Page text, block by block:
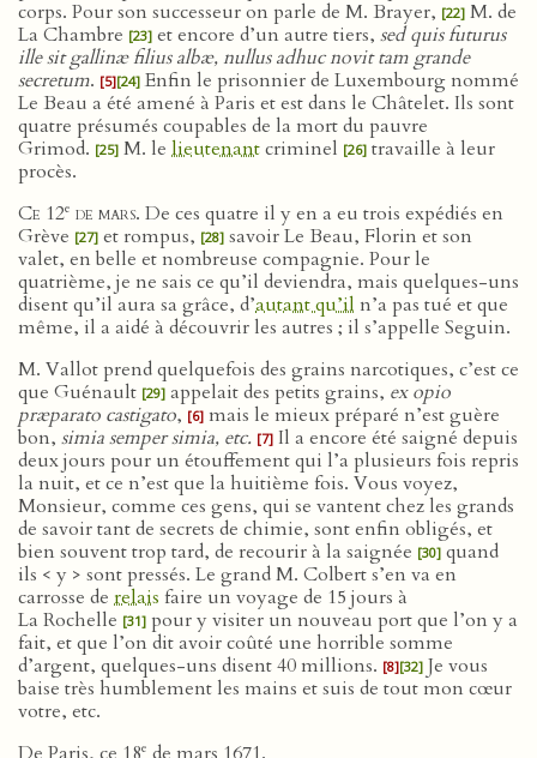
corps. Pour son successeur on parle de M. Brayer, [22] M. de
La Chambre [23] et encore d’un autre tiers, sed quis futurus
ille sit gallinæ filius albæ, nullus adhuc novit tam grande
secretum. [5][24] Enfin le prisonnier de Luxembourg nommé
Le Beau a été amené à Paris et est dans le Châtelet. Ils sont
quatre présumés coupables de la mort du pauvre
Grimod. [25] M. le lieutenantcriminel [26] travaille à leur
procès.
Ce 12e de mars. De ces quatre il y en a eu trois expédiés en
Grève [27] et rompus, [28] savoir Le Beau, Florin et son
valet, en belle et nombreuse compagnie. Pour le
quatrième, je ne sais ce qu’il deviendra, mais quelques-uns
disent qu’il aura sa grâce, d’autant qu’il n’a pas tué et que
même, il a aidé à découvrir les autres ; il s’appelle Seguin.
M. Vallot prend quelquefois des grains narcotiques, c’est ce
que Guénault [29] appelait des petits grains, ex opio
præparato castigato, [6] mais le mieux préparé n’est guère
bon, simia semper simia, etc. [7] Il a encore été saigné depuis
deux jours pour un étouffement qui l’a plusieurs fois repris
la nuit, et ce n’est que la huitième fois. Vous voyez,
Monsieur, comme ces gens, qui se vantent chez les grands
de savoir tant de secrets de chimie, sont enfin obligés, et
bien souvent trop tard, de recourir à la saignée [30] quand
ils < y > sont pressés. Le grand M. Colbert s’en va en
carrosse de relais faire un voyage de 15 jours à
La Rochelle [31] pour y visiter un nouveau port que l’on y a
fait, et que l’on dit avoir coûté une horrible somme
d’argent, quelques-uns disent 40 millions. [8][32] Je vous
baise très humblement les mains et suis de tout mon cœur
votre, etc.
e